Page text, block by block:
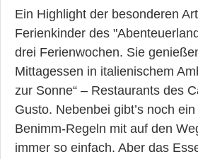
Ein Highlight der besonderen
Ferienkinder des
drei Ferienwochen. Sie
Mittagessen in italienischem
zur Sonne“ – Restaurants des
Gusto. Nebenbei gibt’s noch
Benimm-Regeln mit auf den
immer so einfach. Aber das